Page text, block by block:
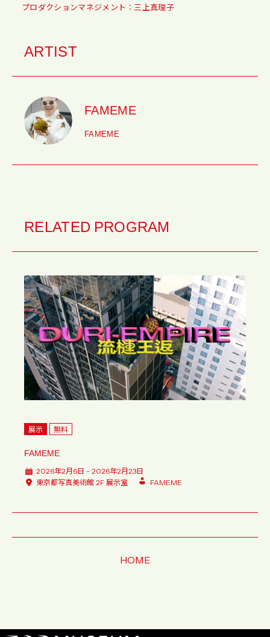
プロダクションマネジメント：三上真理子
ARTIST
FAMEME
FAMEME
RELATED PROGRAM
展示 無料
FAMEME
2026年2月6日 - 2026年2月23日
東京都写真美術館 2F 展示室
FAMEME
HOME